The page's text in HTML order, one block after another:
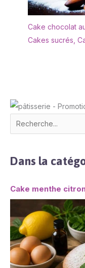
Cake chocolat
Cakes sucrés
Dans la
Cake menthe